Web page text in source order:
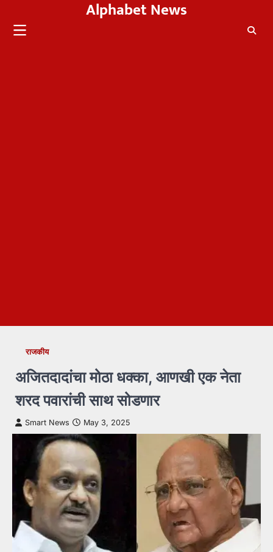
content
Alphabet News
राजकीय
अजितदादांचा मोठा धक्का, आणखी एक नेता
शरद पवारांची साथ सोडणार
Smart News May 3, 2025